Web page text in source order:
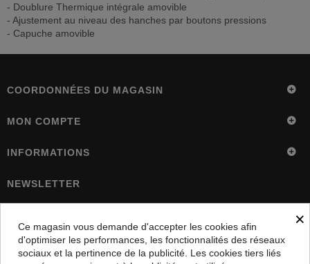
- Doublure Thermique intégrale amovible
- Ajustement au niveau des hanches par boutons pressions
- Capuche amovible
COORDONNÉES DU MAGASIN
MON COMPTE
INFORMATIONS
NEWSLETTER
Inscrivez vous et recevez5%sur votre commande
×
Ce magasin vous demande d'accepter les cookies afin
d'optimiser les performances, les fonctionnalités des réseaux
sociaux et la pertinence de la publicité. Les cookies tiers liés